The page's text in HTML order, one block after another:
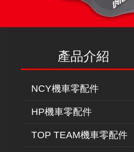
產品介紹
NCY機車零配件
HP機車零配件
TOP TEAM機車零配件